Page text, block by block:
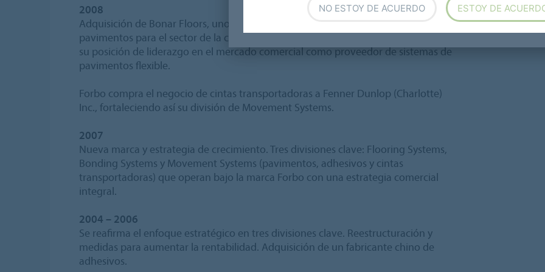
2008
Adquisición de Bonar Floors, uno de los principales fabricantes europeos de
pavimentos para el sector de la construcción. Con esto, Flooring Systems fortalece
su posición de liderazgo en el mercado comercial como proveedor de sistemas de
pavimentos flexible.
Forbo compra el negocio de cintas transportadoras a Fenner Dunlop (Charlotte)
Inc., fortaleciendo así su división de Movement Systems.
2007
Nueva marca y estrategia de crecimiento. Tres divisiones clave: Flooring Systems,
Bonding Systems y Movement Systems (pavimentos, adhesivos y cintas
transportadoras) que operan bajo la marca Forbo con una estrategia comercial
integral.
2004 – 2006
Se reafirma el enfoque estratégico en tres divisiones clave. Reestructuración y
medidas para aumentar la rentabilidad. Adquisición de un fabricante chino de
adhesivos.
NO ESTOY DE ACUERDO ESTOY DE